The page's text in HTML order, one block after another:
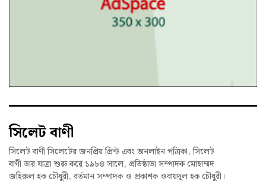
সিলেট বাণী
সিলেট বাণী সিলেটের জনপ্রিয় প্রিন্ট এবং অনলাইন পত্রিকা, সিলেট
বাণী তার যাত্রা শুরু করে ১৯৮৪ সালে, প্রতিষ্ঠাতা সম্পাদক মোহাম্মদ
জহিরুল হক চৌধুরী, বর্তমান সম্পাদক ও প্রকাশক ওবায়দুল হক চৌধুরী।